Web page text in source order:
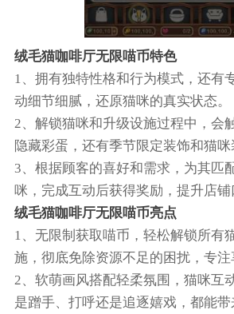
绒毛猫咖啡厅无限喵币特色
1、拥有独特性格和行为模式，还有
动细节细腻，还原猫咪的真实状态。
2、解锁猫咪和升级设施过程中，会
隐藏彩蛋，还有季节限定装饰和猫咪
3、根据顾客的喜好和需求，为其匹
咪，完成互动后获得奖励，提升店铺
绒毛猫咖啡厅无限喵币亮点
1、无限制获取喵币，轻松解锁所有
施，彻底免除资源不足的困扰，专注
2、软萌画风搭配轻柔氛围，猫咪互
是蹭手、打呼还是追逐嬉戏，都能带